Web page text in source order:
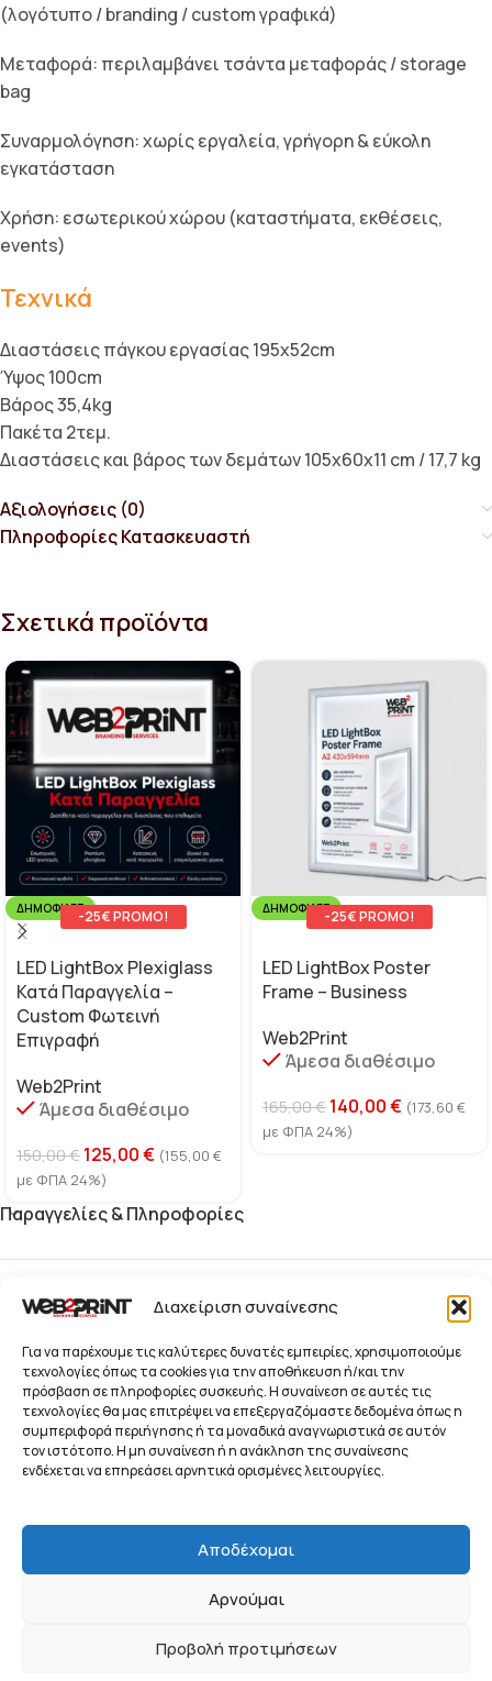
Διαχείριση συναίνεσης
Για να παρέχουμε τις καλύτερες δυνατές εμπειρίες, χρησιμοποιούμε
τεχνολογίες όπως τα cookies για την αποθήκευση ή/και την
πρόσβαση σε πληροφορίες συσκευής. Η συναίνεση σε αυτές τις
τεχνολογίες θα μας επιτρέψει να επεξεργαζόμαστε δεδομένα όπως η
συμπεριφορά περιήγησης ή τα μοναδικά αναγνωριστικά σε αυτόν
τον ιστότοπο. Η μη συναίνεση ή η ανάκληση της συναίνεσης
ενδέχεται να επηρεάσει αρνητικά ορισμένες λειτουργίες.
Αποδέχομαι
Αρνούμαι
Προβολή προτιμήσεων
(λογότυπο / branding / custom γραφικά)
Μεταφορά: περιλαμβάνει τσάντα μεταφοράς / storage
bag
Συναρμολόγηση: χωρίς εργαλεία, γρήγορη & εύκολη
εγκατάσταση
Χρήση: εσωτερικού χώρου (καταστήματα, εκθέσεις,
events)
Τεχνικά
Διαστάσεις πάγκου εργασίας 195x52cm
Ύψος 100cm
Βάρος 35,4kg
Πακέτα 2τεμ.
Διαστάσεις και βάρος των δεμάτων 105x60x11 cm / 17,7 kg
Αξιολογήσεις (0)
Πληροφορίες Κατασκευαστή
Σχετικά προϊόντα
ΔΗΜΟΦΙΛΈΣ-25€ PROMO!
LED LightBox Plexiglass
Κατά Παραγγελία –
Custom Φωτεινή
Επιγραφή
Web2Print
Άμεσα διαθέσιμο
150,00€ 125,00€ (155,00 €
με ΦΠΑ 24%)
ΔΗΜΟΦΙΛΈΣ-25€ PROMO!
LED LightBox Poster
Frame – Business
Web2Print
Άμεσα διαθέσιμο
165,00€ 140,00€ (173,60 €
με ΦΠΑ 24%)
Παραγγελίες & Πληροφορίες
Blog
Παραγγελίες
Προϊόντα
Ενημερωτικό Δελτίο
© 2026 Web2Print
Συστήματα Προβολής, Προώθησης και Οπτικής
Επικοινωνίας Επιχειρήσεων